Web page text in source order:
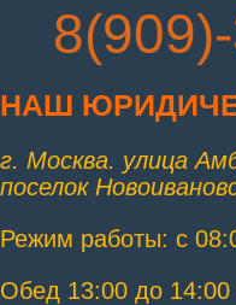
НАШ ЮРИД
г. Москва. улица
поселок
Режим работы: с
Обед 13:00 до